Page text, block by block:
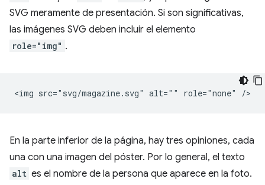
SVG meramente de presentación. Si son significativas,
las imágenes SVG deben incluir el elemento
role="img" .
En la parte inferior de la página, hay tres opiniones, cada
una con una imagen del póster. Por lo general, el texto
alt es el nombre de la persona que aparece en la foto.